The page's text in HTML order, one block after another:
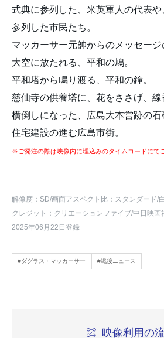
式典に参列した、米英軍人の代表や
参列した市民たち。
マッカーサー元帥からのメッセージ
大空に放たれる、平和の鳩。
平和塔から鳴り渡る、平和の鐘。
慈仙寺の供養塔に、花をささげ、線
横倒しになった、広島大本営跡の石
住宅建設の進む広島市街。
※ご発注の際は映像内に埋込みのタイムコードにて
解像度：SD/画面アスペクト比：スタンダード/
クレジット：クリエーションファイブ/中日映画
2025年06月22日登録
#ダグラス・マッカーサー #戦後ニュース
映像利用の